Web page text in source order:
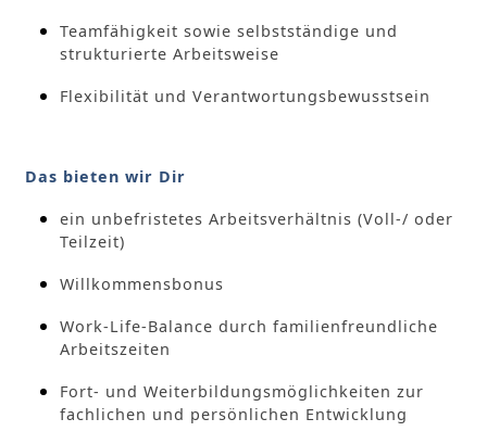
Teamfähigkeit sowie selbstständige und
strukturierte Arbeitsweise
Flexibilität und Verantwortungsbewusstsein
Das bieten wir Dir
ein unbefristetes Arbeitsverhältnis (Voll-/ oder
Teilzeit)
Willkommensbonus
Work-Life-Balance durch familienfreundliche
Arbeitszeiten
Fort- und Weiterbildungsmöglichkeiten zur
fachlichen und persönlichen Entwicklung